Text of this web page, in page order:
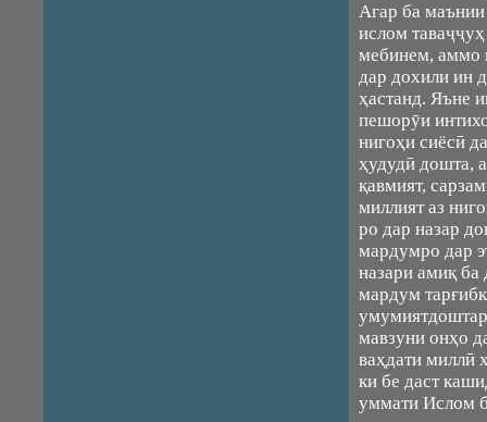
Агар ба маънии
ислом
мебинем, аммо
дар дохили ин
ҳастанд. Яъне
пешорӯи
нигоҳи сиёсӣ
ҳудудӣ дошта,
қавмият,
миллият аз
ро дар назар
мардумро дар
назари амиқ ба
мардум
мавзуни онҳо
ваҳдати миллӣ
ки бе даст
уммати Ислом